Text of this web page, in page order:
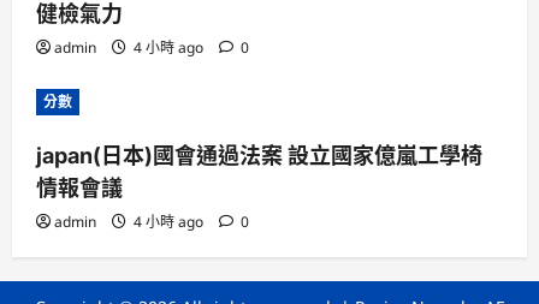
健檢氣力
admin 4 小時 ago 0
分數
japan(日本)國會通過法案 設立國家億嵐工學椅
情報會議
admin 4 小時 ago 0